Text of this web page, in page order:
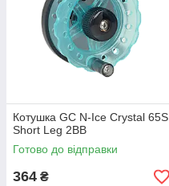
Котушка GC N-Ice Crystal 65S
Short Leg 2BB
Готово до відправки
364 ₴